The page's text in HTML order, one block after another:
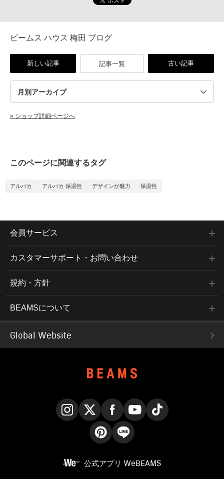
ビームス ハウス 梅田 ブログ
新しい記事 記事一覧 古い記事
» ショップ詳細ページへ
このページに関連するタグ
アルパカ アルパカ 保温性 デザインが魅力 保温性
会員サービス
カスタマーサポート・お問い合わせ
規約・方針
BEAMSについて
Global Website
公式アプリ WeBEAMS